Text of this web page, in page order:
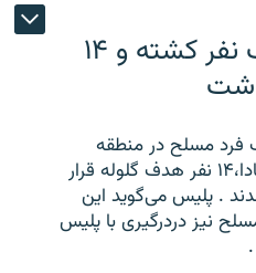
تیراندازی در تورنتو یک نفر کشته و ۱۴
فرد مسلح در منطقه
مرکزی تورنتو ،‌بزرگترین شهر کانادا،۱۴ نفر هدف گلوله قرار
. پلیس می‌گوید این
نیز دردرگیری با پلیس